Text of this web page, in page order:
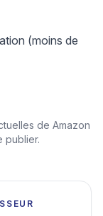
(moins de
de Amazon
publier.